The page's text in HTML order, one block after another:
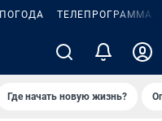
ПОГОДА ТЕЛЕПРОГРАММА
Где начать новую жизнь?